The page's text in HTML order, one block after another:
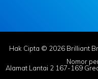
Hak Cipta © 2026 Brilliant
Nomor
Alamat Lantai 2 167-169